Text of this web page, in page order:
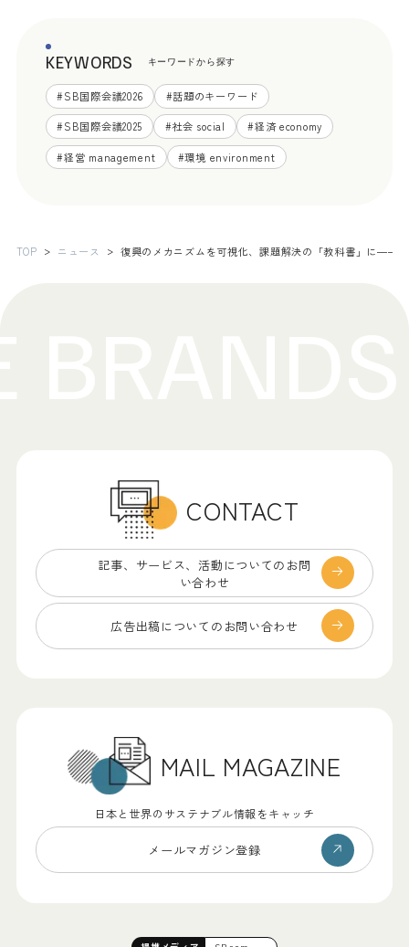
KEYWORDS キーワードから探す
#SB国際会議2026 #話題のキーワード
#SB国際会議2025 #社会 social #経済 economy
#経営 management #環境 environment
TOP ニュース 復興のメカニズムを可視化、課題解決の「教科書」に――
CONTACT
記事、サービス、 活動についてのお問
い合わせ
広告出稿についての お問い合わせ
MAIL MAGAZINE
日本と世界のサステナブル情報をキャッチ
メールマガジン登録